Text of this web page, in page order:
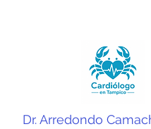
especialización,
incluyendo
clínica, cardiología
intervencionista,
Dr. Arredondo